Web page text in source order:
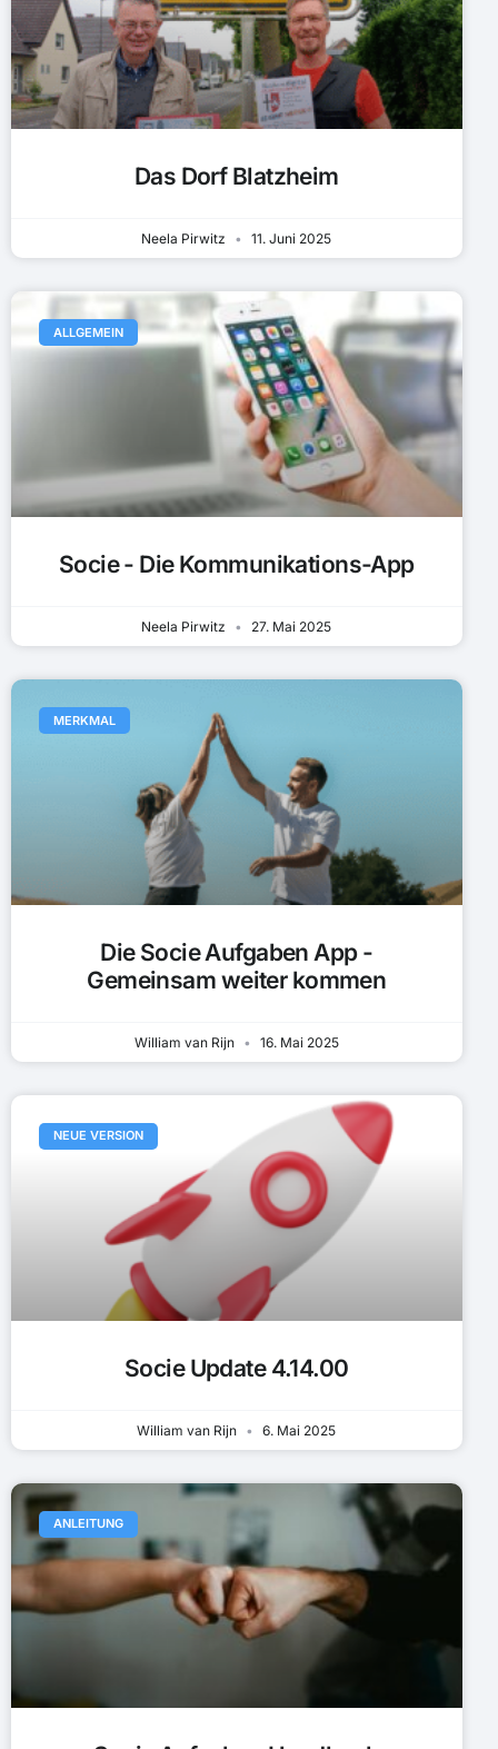
Das Dorf Blatzheim
Neela Pirwitz 11. Juni 2025
ALLGEMEIN
Socie - Die Kommunikations-App
Neela Pirwitz 27. Mai 2025
MERKMAL
Die Socie Aufgaben App -
Gemeinsam weiter kommen
William van Rijn 16. Mai 2025
NEUE VERSION
Socie Update 4.14.00
William van Rijn 6. Mai 2025
ANLEITUNG